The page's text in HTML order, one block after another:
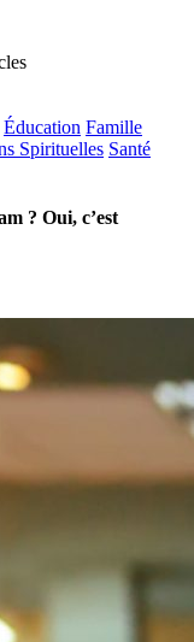
Éducation Famille
Spirituelles Santé
? Oui, c’est